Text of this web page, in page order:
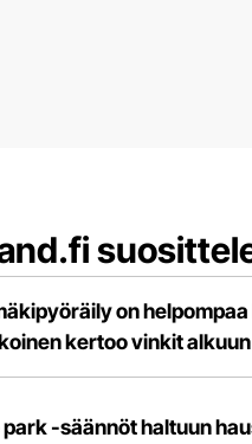
on
kertoo vinkit alkuun
park -säännöt haltuun